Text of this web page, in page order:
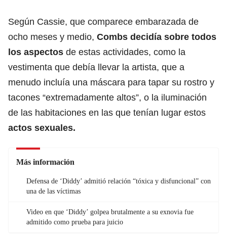
Según Cassie, que comparece embarazada de
ocho meses y medio, Combs decidía sobre todos
los aspectos de estas actividades, como la
vestimenta que debía llevar la artista, que a
menudo incluía una máscara para tapar su rostro y
tacones “extremadamente altos”, o la iluminación
de las habitaciones en las que tenían lugar estos
actos sexuales.
Más información
Defensa de ‘Diddy’ admitió relación “tóxica y disfuncional” con
una de las víctimas
Video en que ‘Diddy’ golpea brutalmente a su exnovia fue
admitido como prueba para juicio